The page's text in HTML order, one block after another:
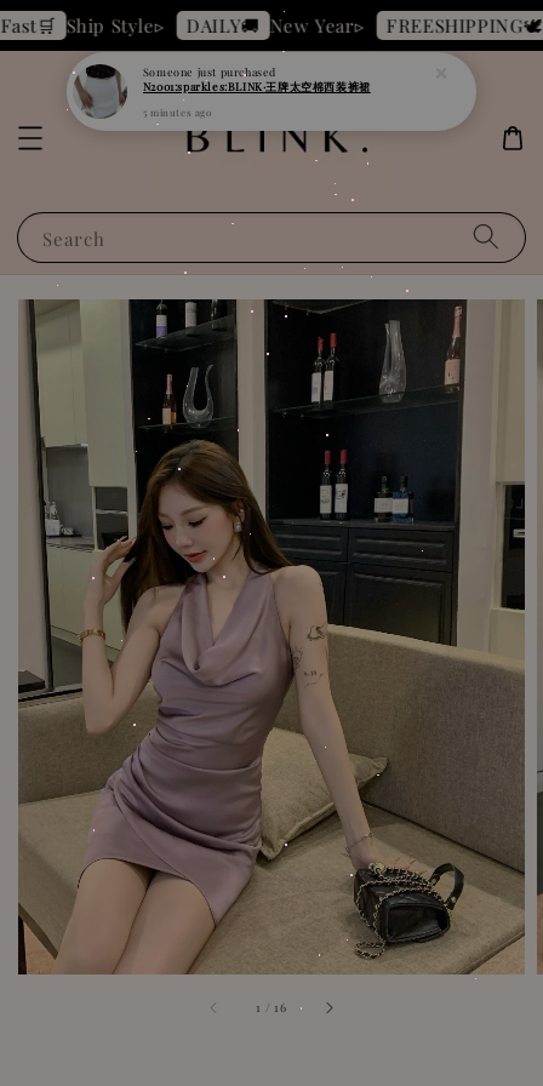
Ship Style▹ DAILY🚚 New Year▹ FREESHIPPING🕊️
Search
1 / 16
Someonejust purchased
N2001:sparkles:BLINK·王牌太空棉西装裤裙